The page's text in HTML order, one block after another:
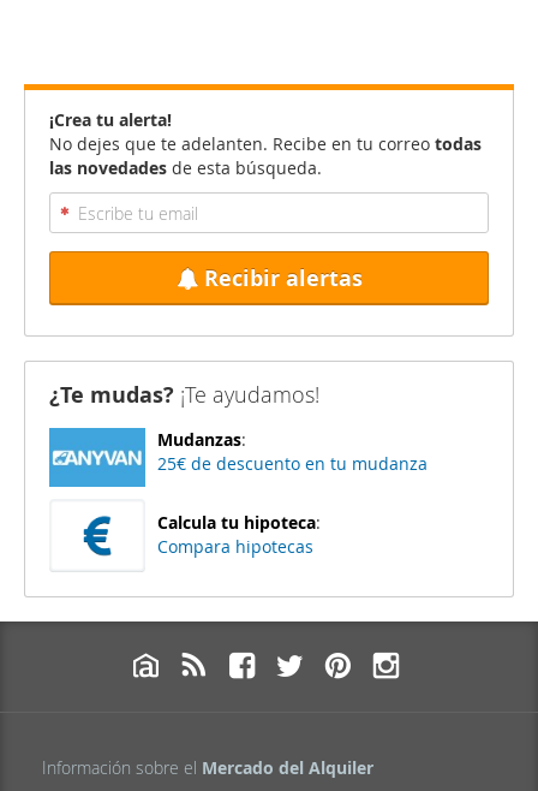
¡Crea tu alerta!
No dejes que te adelanten. Recibe en tu correo todas
las novedades de esta búsqueda.
Recibir alertas
¿Te mudas? ¡Te ayudamos!
Mudanzas:
25€ de descuento en tu mudanza
Calcula tu hipoteca:
Compara hipotecas
Información sobre el Mercado del Alquiler